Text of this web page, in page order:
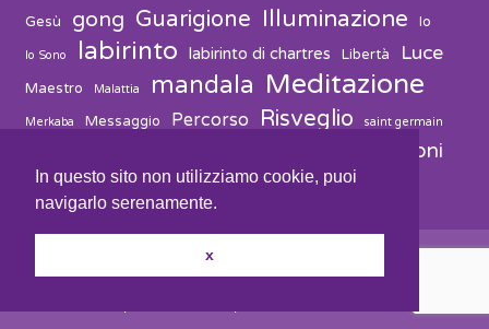
Gesù gong Guarigione Illuminazione Io
Io Sono labirinto labirinto di chartres Libertà Luce
Maestro Malattia mandala Meditazione
Merkaba Messaggio Percorso Risveglio saint germain
vibrazioni
In questo sito non utilizziamo cookie, puoi
navigarlo serenamente.
x